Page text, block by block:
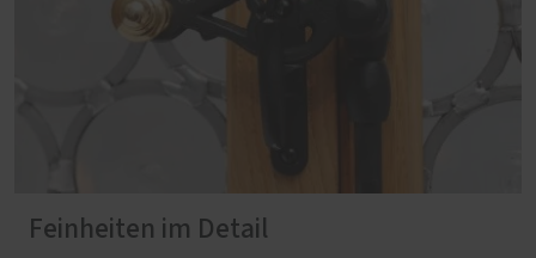
Feinheiten im Detail